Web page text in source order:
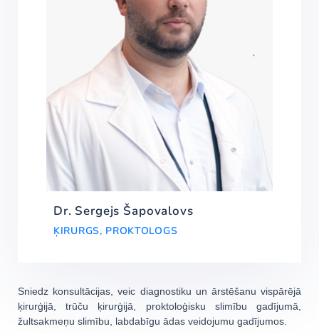
Dr. Sergejs Šapovalovs
ĶIRURGS, PROKTOLOGS
Sniedz konsultācijas, veic diagnostiku un ārstēšanu vispārējā
ķirurģijā, trūču ķirurģijā, proktoloģisku slimību gadījumā,
žultsakmeņu slimību, labdabīgu ādas veidojumu gadījumos.